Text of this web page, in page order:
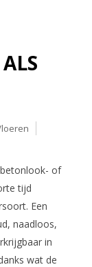
of
tijd
Een
naadloos,
in
wat de